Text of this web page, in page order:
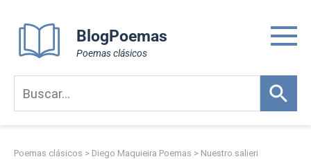
content
BlogPoemas
Poemas clásicos
Poemas clásicos > Diego Maquieira Poemas > Nuestro salieri